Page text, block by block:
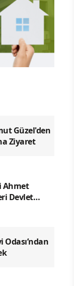
Güzel'den
Ziyaret
Ahmet
Devlet
Odası’ndan